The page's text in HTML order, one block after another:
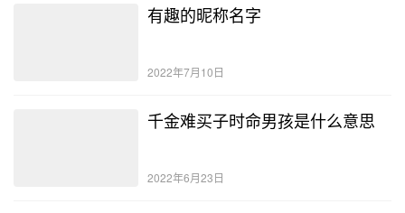
有趣的昵称名字
2022年7月10日
千金难买子时命男孩是什么意思
2022年6月23日